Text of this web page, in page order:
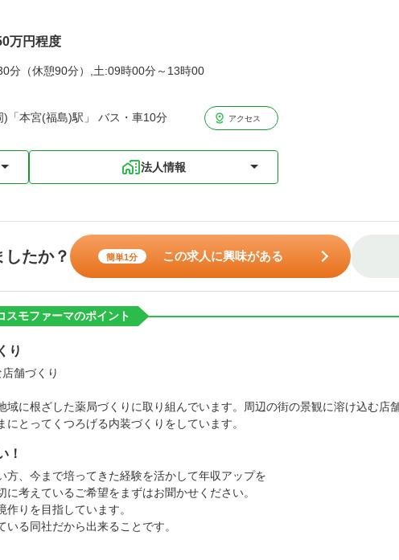
万円程度
分（休憩90分）,土:09時00分～13時00
)「本宮(福島)駅」 バス・車10分 アクセス
法人情報
たか？ 簡単1分 この求人に興味がある
モファーマのポイント
り
舗づくり
域に根ざした薬局づくりに取り組んでいます。周辺の街の景観に溶け込む店
とってくつろげる内装づくりをしています。
！
方、今まで培ってきた経験を活かして年収アップを
考えているご希望をまずはお聞かせください。
りを目指しています。
る同社だから出来ることです。